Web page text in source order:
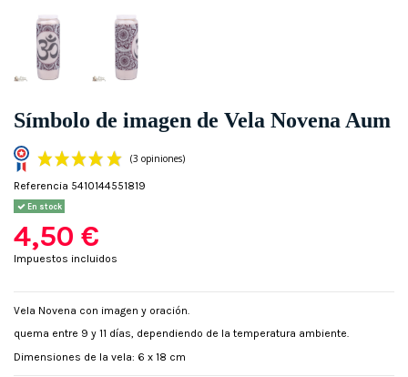
Símbolo de imagen de Vela Novena Aum
(3 opiniones)
Referencia 5410144551819
En stock
4,50 €
Impuestos incluidos
Vela Novena con imagen y oración.
quema entre 9 y 11 días, dependiendo de la temperatura ambiente.
Dimensiones de la vela: 6 x 18 cm